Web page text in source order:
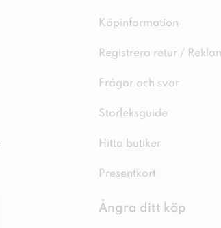
Köpinformation
Registrera retur /
Frågor och svar
Storleksguide
Hitta butiker
Presentkort
Ångra ditt köp